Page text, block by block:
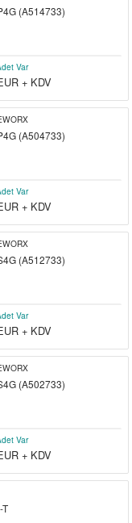
(A514733)
Var
+ KDV
(A504733)
Var
+ KDV
(A512733)
Var
+ KDV
(A502733)
Var
+ KDV
T